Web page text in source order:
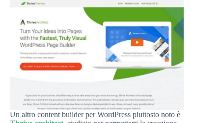
Un altro content builder per WordPress piuttosto noto è